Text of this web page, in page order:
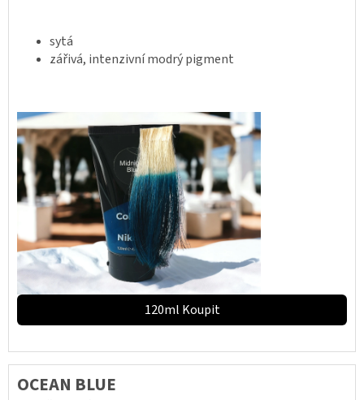
sytá
zářivá, intenzivní modrý pigment
120ml Koupit
OCEAN BLUE